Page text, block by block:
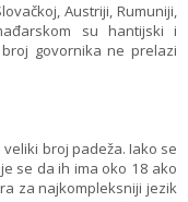
Austriji, Rumuniji,
su hantijski i
govornika ne prelazi
broj padeža. Iako se
se da ih ima oko 18 ako
za najkompleksniji jezik